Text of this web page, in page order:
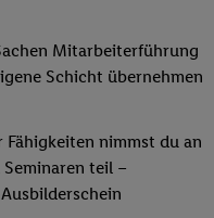
Mitarbeiterführung
Schicht übernehmen
nimmst du an
teil –